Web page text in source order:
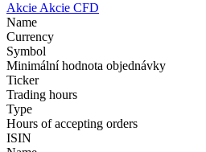
Akcie Akcie CFD
Name
Currency
Symbol
Minimální hodnota objednávky
Ticker
Trading hours
Type
Hours of accepting orders
ISIN